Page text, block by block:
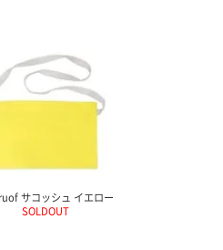
サコッシュ イエロー
SOLDOUT